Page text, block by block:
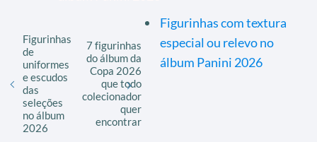
Figurinhas com textura
especial ou relevo no
álbum Panini 2026
Figurinhas
de
uniformes
e escudos
das
seleções
no álbum
2026
7 figurinhas
do álbum da
Copa 2026
que todo
colecionador
quer
encontrar